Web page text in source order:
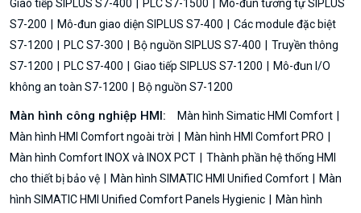
Giao tiếp SIPLUS S7-400
PLC S7-1500
Mô-đun tương tự SIPLUS
S7-200
Mô-đun giao diện SIPLUS S7-400
Các module đặc biệt
S7-1200
PLC S7-300 Bộ nguồn SIPLUS S7-400
Truyền thông
S7-1200
PLC S7-400 Giao tiếp SIPLUS S7-1200
Mô-đun I/O
không an toàn S7-1200
Bộ nguồn S7-1200
Màn hình công nghiệp HMI:
Màn hình Simatic HMI Comfort
Màn hình HMI Comfort ngoài trời
Màn hình HMI Comfort PRO
Màn hình Comfort INOX và INOX PCT
Thành phần hệ thống HMI
cho thiết bị bảo vệ
Màn hình SIMATIC HMI Unified Comfort
Màn
hình SIMATIC HMI Unified Comfort Panels Hygienic
Màn hình